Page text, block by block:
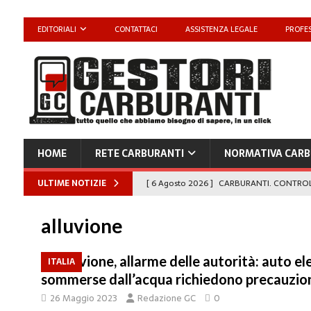
EDITORIALI CONTATTACI ASSISTENZA LEGALE
HOME RETE CARBURANTI NORMATIVA
ULTIME NOTIZIE [ 6 Agosto 2026 ] Il MASE conferma:
“Da ‘Qui ci puoi fare
Enilive diventa nazionale”
EDITORIALI
[ 4 Agosto 2026 ] Caro Carburanti,
[ 4 Agosto 2026 ] Carburanti, Sperduto
alluvione
ITALIA
Alluvione, allarme delle autorità: auto
sommerse dall’acqua richiedono
26 Maggio 2023 Redazione GC 0